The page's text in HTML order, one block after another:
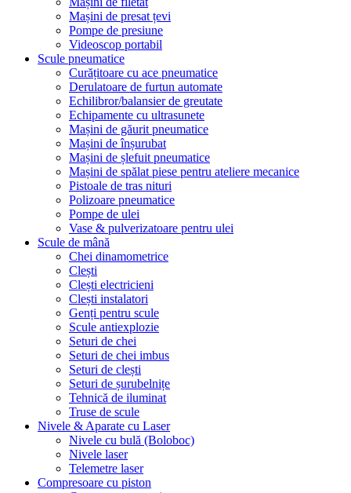
Mașini de presat țevi
Pompe de presiune
Videoscop portabil
Scule pneumatice
Curățitoare cu ace pneumatice
Derulatoare de furtun automate
Echilibror/balansier de greutate
Echipamente cu ultrasunete
Mașini de găurit pneumatice
Mașini de înșurubat
Mașini de șlefuit pneumatice
Mașini de spălat piese pentru ateliere mecanice
Pistoale de tras nituri
Polizoare pneumatice
Pompe de ulei
Vase & pulverizatoare pentru ulei
Scule de mână
Chei dinamometrice
Clești
Clești electricieni
Clești instalatori
Genți pentru scule
Scule antiexplozie
Seturi de chei
Seturi de chei imbus
Seturi de clești
Seturi de șurubelnițe
Tehnică de iluminat
Truse de scule
Nivele & Aparate cu Laser
Nivele cu bulă (Boloboc)
Nivele laser
Telemetre laser
Compresoare cu piston